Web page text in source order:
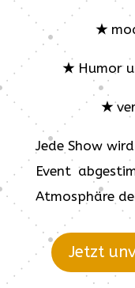
★
★Humor
★
Jede Show
Event
Atmosphäre
Jetzt